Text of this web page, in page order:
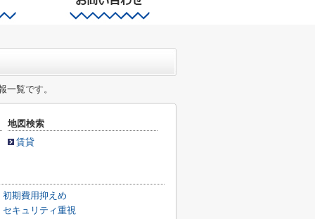
覧です。
地図検索
賃貸
期費用抑えめ
キュリティ重視